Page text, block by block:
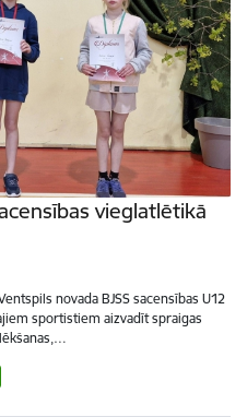
vieglatlētikā
novada BJSS sacensības U12
sportistiem aizvadīt spraigas